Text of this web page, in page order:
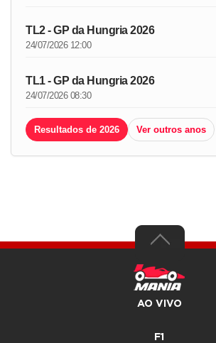
TL2 - GP da Hungria 2026
24/07/2026 12:00
TL1 - GP da Hungria 2026
24/07/2026 08:30
Resultados de 2026 Ver outros anos
AO VIVO
F1